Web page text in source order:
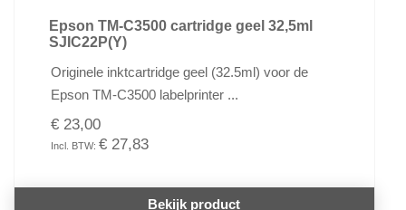
Epson TM-C3500 cartridge geel 32,5ml
SJIC22P(Y)
Originele inktcartridge geel (32.5ml) voor de
Epson TM-C3500 labelprinter ...
€ 23,00
€ 27,83
Bekijk product